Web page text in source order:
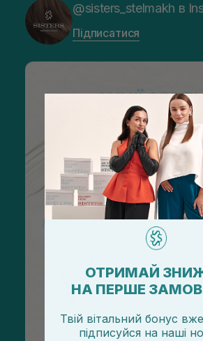
@sisters_stelmakh в
Підписатися
ОТРИМАЙ
НА ПЕРШЕ
Твій вітальний бонус
підписуйся на наші